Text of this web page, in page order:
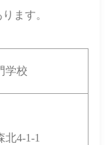
ます。
学校
北4-1-1